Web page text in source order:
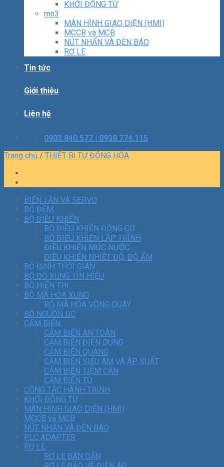
KHỞI ĐỘNG TỪ
mn3
MÀN HÌNH GIAO DIỆN (HMI)
MCCB và MCB
NÚT NHẤN VÀ ĐÈN BÁO
RƠ LE
Tin tức
Giới thiệu
Liên hệ
0903.840.577 | 0938.774.115
Trang chủ / THIẾT BỊ TỰ ĐỘNG HÓA
BIẾN TẦN VÀ SERVO
BỘ ĐẾM
BỘ ĐIỀU KHIỂN
BỘ ĐIỀU KHIỂN ĐỘNG CƠ
BỘ ĐIỀU KHIỂN LẬP TRÌNH
ĐIỀU KHIỂN MỨC NƯỚC
ĐIỀU KHIỂN NHIỆT ĐỘ, ĐỘ ẨM
BỘ ĐỊNH THỜI GIAN
BỘ ĐO XUNG TÍN HIỆU
BỘ HIỂN THỊ
BỘ MÃ HÓA XUNG
BỘ MÃ HÓA VÒNG QUAY
BỘ NGUỒN DC
CẢM BIẾN
CẢM BIẾN AN TOÀN
CẢM BIẾN ĐIỆN DUNG
CẢM BIẾN QUANG
CẢM BIẾN SIÊU ÂM VÀ ÁP SUẤT
CẢM BIẾN TIỆM CẬN
CẢM BIẾN TỪ
CÔNG TẮC HÀNH TRÌNH
KHỞI ĐỘNG TỪ
MÀN HÌNH GIAO DIỆN (HMI)
MCCB và MCB
NÚT NHẤN VÀ ĐÈN BÁO
PLC ADAPTER
RƠ LE
RƠ LE BÁN DẪN